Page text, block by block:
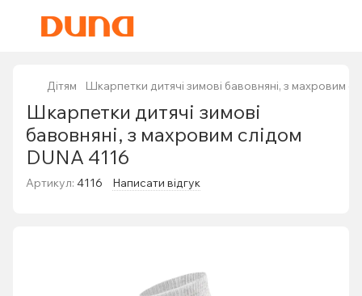
Дітям Шкарпетки дитячі зимові бавовняні, з махровим
Шкарпетки дитячі зимові
бавовняні, з махровим слідом
DUNA 4116
Артикул: 4116 Написати відгук